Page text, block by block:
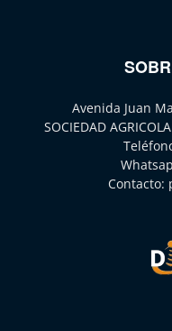
Avenida Juan
SOCIEDAD
Contacto: